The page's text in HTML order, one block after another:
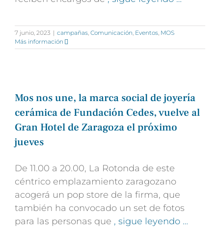
7 junio, 2023 | campañas, Comunicación, Eventos, MOS
Más información
Mos nos une, la marca social de joyería
cerámica de Fundación Cedes, vuelve al
Gran Hotel de Zaragoza el próximo
jueves
De 11.00 a 20.00, La Rotonda de este
céntrico emplazamiento zaragozano
acogerá un pop store de la firma, que
también ha convocado un set de fotos
para las personas que , sigue leyendo …